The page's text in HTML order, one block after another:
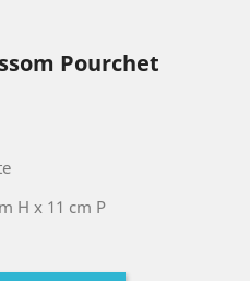
Pourchet
H x 11 cm P